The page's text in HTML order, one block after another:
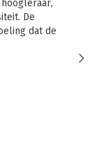
De
dat de
deze namen
de
wordt